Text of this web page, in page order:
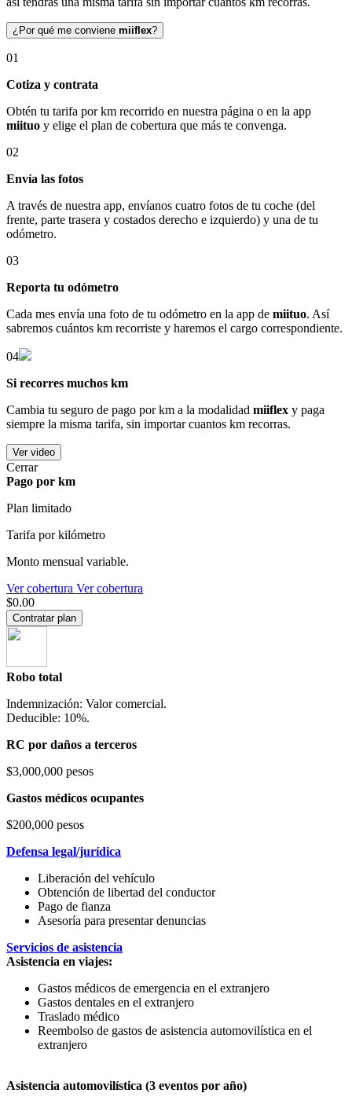
¿Por qué me conviene miiflex?
01
Cotiza y contrata
Obtén tu tarifa por km recorrido en nuestra página o en la app
miituo y elige el plan de cobertura que más te convenga.
02
Envía las fotos
A través de nuestra app, envíanos cuatro fotos de tu coche (del
frente, parte trasera y costados derecho e izquierdo) y una de tu
odómetro.
03
Reporta tu odómetro
Cada mes envía una foto de tu odómetro en la app de miituo. Así
sabremos cuántos km recorriste y haremos el cargo correspondiente.
04
Si recorres muchos km
Cambia tu seguro de pago por km a la modalidad miiflex y paga
siempre la misma tarifa, sin importar cuantos km recorras.
Ver video
Cerrar
Pago por km
Plan limitado
Tarifa por kilómetro
Monto mensual variable.
Ver cobertura Ver cobertura
$0.00
Contratar plan
Robo total
Indemnización: Valor comercial.
Deducible: 10%.
RC por daños a terceros
$3,000,000 pesos
Gastos médicos ocupantes
$200,000 pesos
Defensa legal/jurídica
Liberación del vehículo
Obtención de libertad del conductor
Pago de fianza
Asesoría para presentar denuncias
Servicios de asistencia
Asistencia en viajes:
Gastos médicos de emergencia en el extranjero
Gastos dentales en el extranjero
Traslado médico
Reembolso de gastos de asistencia automovilística en el
extranjero
Asistencia automovilística (3 eventos por año)